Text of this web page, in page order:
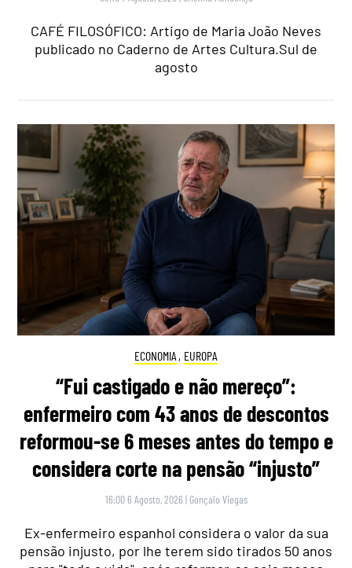
CAFÉ FILOSÓFICO: Artigo de Maria João Neves
publicado no Caderno de Artes Cultura.Sul de
agosto
ECONOMIA , EUROPA
“Fui castigado e não mereço”:
enfermeiro com 43 anos de descontos
reformou-se 6 meses antes do tempo e
considera corte na pensão “injusto”
16:00 6 Agosto, 2026 | Gonçalo Viegas
Ex-enfermeiro espanhol considera o valor da sua
pensão injusto, por lhe terem sido tirados 50 anos